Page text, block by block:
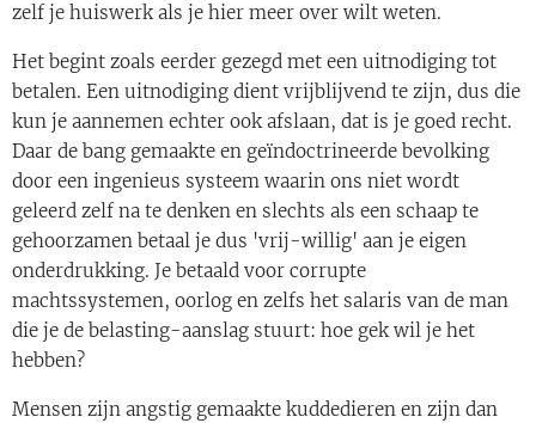
zelf je huiswerk als je hier meer over wilt weten.
Het begint zoals eerder gezegd met een uitnodiging tot
betalen. Een uitnodiging dient vrijblijvend te zijn, dus die
kun je aannemen echter ook afslaan, dat is je goed recht.
Daar de bang gemaakte en geïndoctrineerde bevolking
door een ingenieus systeem waarin ons niet wordt
geleerd zelf na te denken en slechts als een schaap te
gehoorzamen betaal je dus 'vrij-willig' aan je eigen
onderdrukking. Je betaald voor corrupte
machtssystemen, oorlog en zelfs het salaris van de man
die je de belasting-aanslag stuurt: hoe gek wil je het
hebben?
Mensen zijn angstig gemaakte kuddedieren en zijn dan